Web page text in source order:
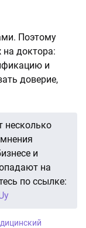
Поэтому
доктора:
и
доверие,
несколько
и
на
по ссылке: